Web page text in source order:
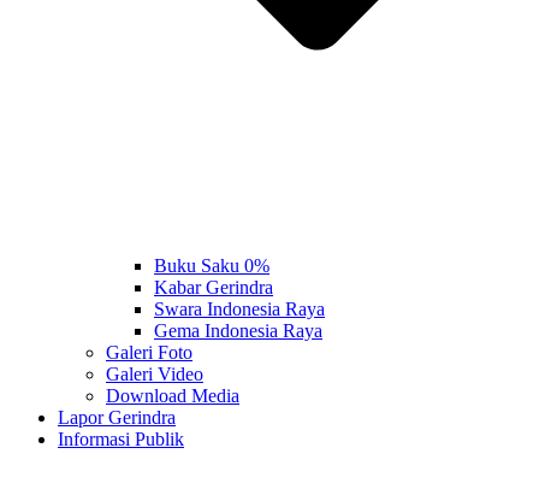
Buku Saku 0%
Kabar Gerindra
Swara Indonesia Raya
Gema Indonesia Raya
Galeri Foto
Galeri Video
Download Media
Lapor Gerindra
Informasi Publik